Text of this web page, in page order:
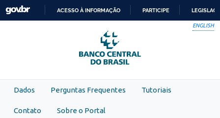
Skip to main content
PARA
O
CONTEÚDO
ACESSO À INFORMAÇÃO PARTICIPE
ENGLISH
Dados Perguntas Frequentes Tutoriais
Contato Sobre o Portal